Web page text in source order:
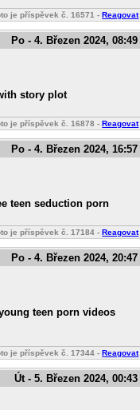
je příspěvek č.16571 - Reagovat
Po - 4. Březen 2024, 08:49
story plot
je příspěvek č.16878 - Reagovat
Po - 4. Březen 2024, 16:57
teen seduction porn
je příspěvek č.17184 - Reagovat
Po - 4. Březen 2024, 20:47
teen porn videos
je příspěvek č.17344 - Reagovat
Út - 5. Březen 2024, 00:43